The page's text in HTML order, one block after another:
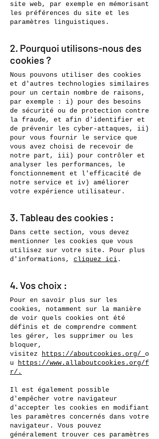
site web, par exemple en mémorisant
les préférences du site et les
paramètres linguistiques.
2. Pourquoi utilisons-nous des
cookies ?
Nous pouvons utiliser des cookies
et d'autres technologies similaires
pour un certain nombre de raisons,
par exemple : i) pour des besoins
de sécurité ou de protection contre
la fraude, et afin d'identifier et
de prévenir les cyber-attaques, ii)
pour vous fournir le service que
vous avez choisi de recevoir de
notre part, iii) pour contrôler et
analyser les performances, le
fonctionnement et l'efficacité de
notre service et iv) améliorer
votre expérience utilisateur.
3. Tableau des cookies :
Dans cette section, vous devez
mentionner les cookies que vous
utilisez sur votre site. Pour plus
d'informations, cliquez ici .
4. Vos choix :
Pour en savoir plus sur les
cookies, notamment sur la manière
de voir quels cookies ont été
définis et de comprendre comment
les gérer, les supprimer ou les
bloquer,
visitez https://aboutcookies.org/ o
u https://www.allaboutcookies.org/f
r/ .
Il est également possible
d'empêcher votre navigateur
d'accepter les cookies en modifiant
les paramètres concernés dans votre
navigateur. Vous pouvez
généralement trouver ces paramètres